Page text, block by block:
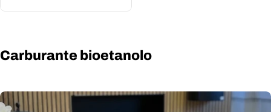
Carburante bioetanolo